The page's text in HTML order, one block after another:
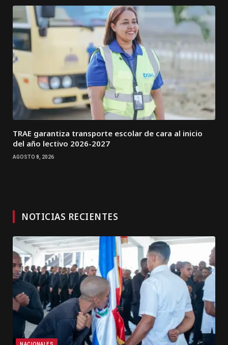
TRAE garantiza transporte escolar de cara al inicio
del año lectivo 2026-2027
AGOSTO 8, 2026
NOTICIAS RECIENTES